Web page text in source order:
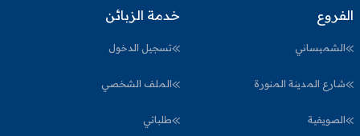
الفروع
الشميساني
شارع المدينة المنورة
الصويفية
خدمة الزبائن
تسجيل الدخول
الملف الشخصي
طلباتي